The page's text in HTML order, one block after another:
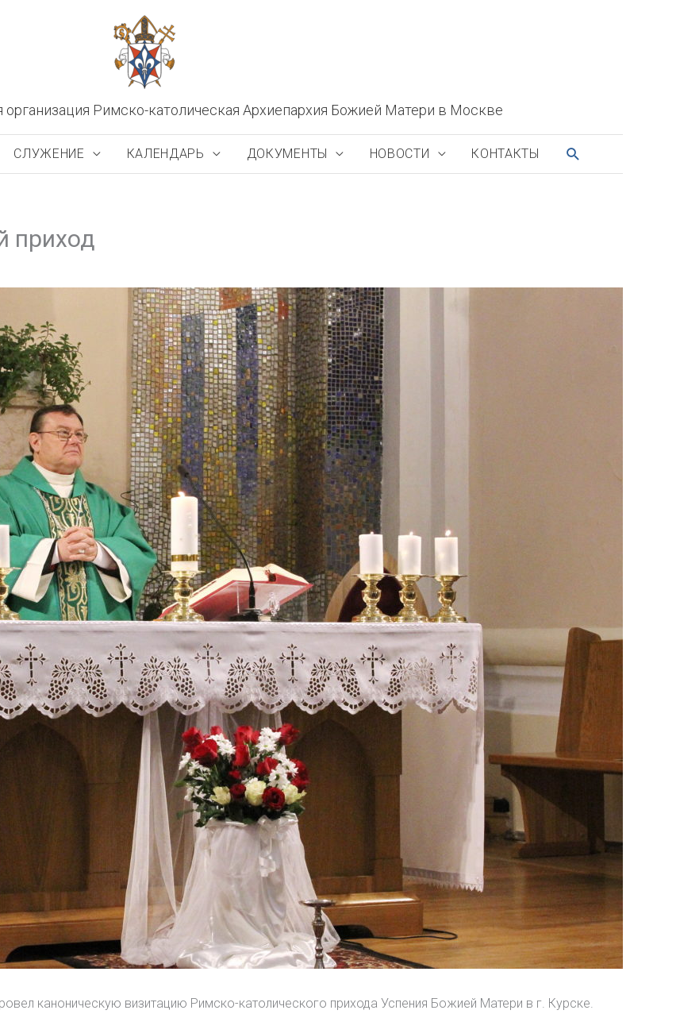
организация Римско-католическая Архиепархия Божией Матери в Москве
СЛУЖЕНИЕ КАЛЕНДАРЬ ДОКУМЕНТЫ НОВОСТИ КОНТАКТЫ ПОИСК
приход
каноническую визитацию Римско-католического прихода Успения Божией Матери в г. Курске.